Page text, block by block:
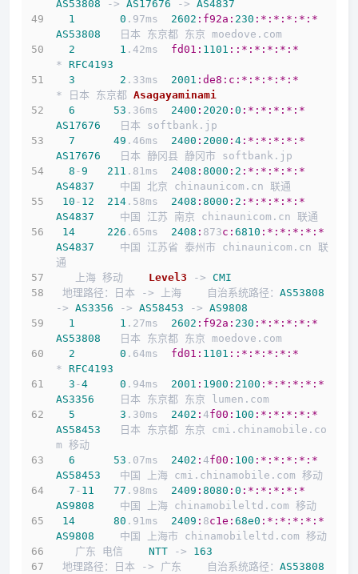
AS53808 -> AS17676 -> AS4837
1
0 .97ms 2602 :f92a : 230 :* :* :* :* :*
AS53808
   日本 东京都 东京 moedove.com
2
1 .42ms fd01: 1101 : :* :* :* :* :*
* RFC4193
3
2 .33ms 2001 :de8 :c :* :* :* :* :*
* 日本 东京都 Asagayaminami
6
53 .36ms 2400 : 2020 : 0 :* :* :* :* :*
AS17676
   日本 softbank.jp
7
49 .46ms 2400 : 2000 : 4 :* :* :* :* :*
AS17676
   日本 静冈县 静冈市 softbank.jp
8 -9 211 .81ms 2408 : 8000 : 2 :* :* :* :* :*
AS4837
    中国 北京 chinaunicom.cn 联通
10 - 12 214 .58ms 2408 : 8000 : 2 :* :* :* :* :*
AS4837
    中国 江苏 南京 chinaunicom.cn 联通
14
226 .65ms 2408 : 873c: 6810 :* :* :* :* :*
AS4837
    中国 江苏省 泰州市 chinaunicom.cn 联
通
   上海 移动
Level3 -> CMI
地理路径：日本 -> 上海    自治系统路径： AS53808
-> AS3356 -> AS58453 -> AS9808
1
1 .27ms 2602 :f92a : 230 :* :* :* :* :*
AS53808
   日本 东京都 东京 moedove.com
2
0 .64ms fd01: 1101 : :* :* :* :* :*
* RFC4193
3 -4 0 .94ms 2001 : 1900 : 2100 :* :* :* :* :*
AS3356
    日本 东京都 东京 lumen.com
5
3 .30ms 2402 : 4f00: 100 :* :* :* :* :*
AS58453
   日本 东京都 东京 cmi.chinamobile.co
m 移动
6
53 .07ms 2402 : 4f00: 100 :* :* :* :* :*
AS58453
   中国 上海 cmi.chinamobile.com 移动
7 - 11 77 .98ms 2409 : 8080 : 0 :* :* :* :* :*
AS9808
    中国 上海 chinamobileltd.com 移动
14
80 .91ms 2409 : 8c1e: 68e0 :* :* :* :* :*
AS9808
    中国 上海市 chinamobileltd.com 移动
   广东 电信
NTT -> 163
地理路径：日本 -> 广东    自治系统路径： AS53808